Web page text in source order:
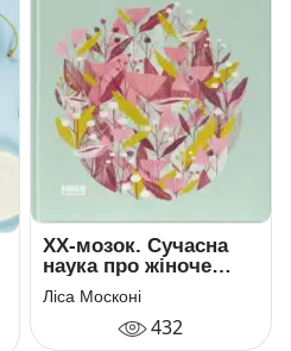
ХХ-мозок. Сучасна
наука про жіноче
когнітивне здоров’я,
гормональний
баланс, сон і пам’ять
Ліса Москоні
432